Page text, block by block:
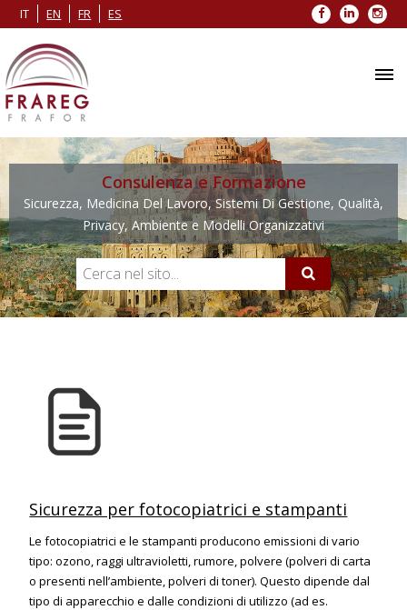
IT EN FR ES Facebook
LinkedIn
Consulenza e Formazione
Sicurezza, Medicina Del Lavoro, Sistemi Di Gestione, Qualità,
Privacy, Ambiente e Modelli Organizzativi
Sicurezza per fotocopiatrici e stampanti
Le fotocopiatrici e le stampanti producono emissioni di vario
tipo: ozono, raggi ultravioletti, rumore, polvere (polveri di carta
o presenti nell’ambiente, polveri di toner). Questo dipende dal
tipo di apparecchio e dalle condizioni di utilizzo (ad es.